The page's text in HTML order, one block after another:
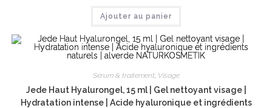
Ajouter au panier
Sérum & traitement, Visage
Jede Haut Hyalurongel, 15 ml | Gel nettoyant visage |
Hydratation intense | Acide hyaluronique et ingrédients